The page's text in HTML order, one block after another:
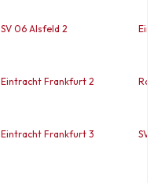
SV 06 Alsfeld 2
Eintracht Frankfurt 2
Eintracht Frankfurt 3 SV